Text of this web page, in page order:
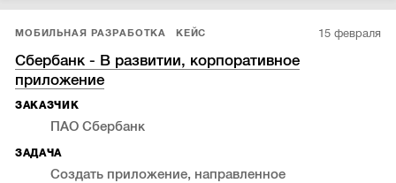
МОБИЛЬНАЯ РАЗРАБОТКА КЕЙС 15 февраля
Сбербанк - В развитии, корпоративное
приложение
ЗАКАЗЧИК
ПАО Сбербанк
ЗАДАЧА
Создать приложение, направленное